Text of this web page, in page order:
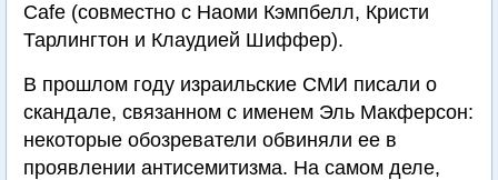
Cafe (совместно с Наоми Кэмпбелл, Кристи
Тарлингтон и Клаудией Шиффер).
В прошлом году израильские СМИ писали о
скандале, связанном с именем Эль Макферсон:
некоторые обозреватели обвиняли ее в
проявлении антисемитизма. На самом деле,